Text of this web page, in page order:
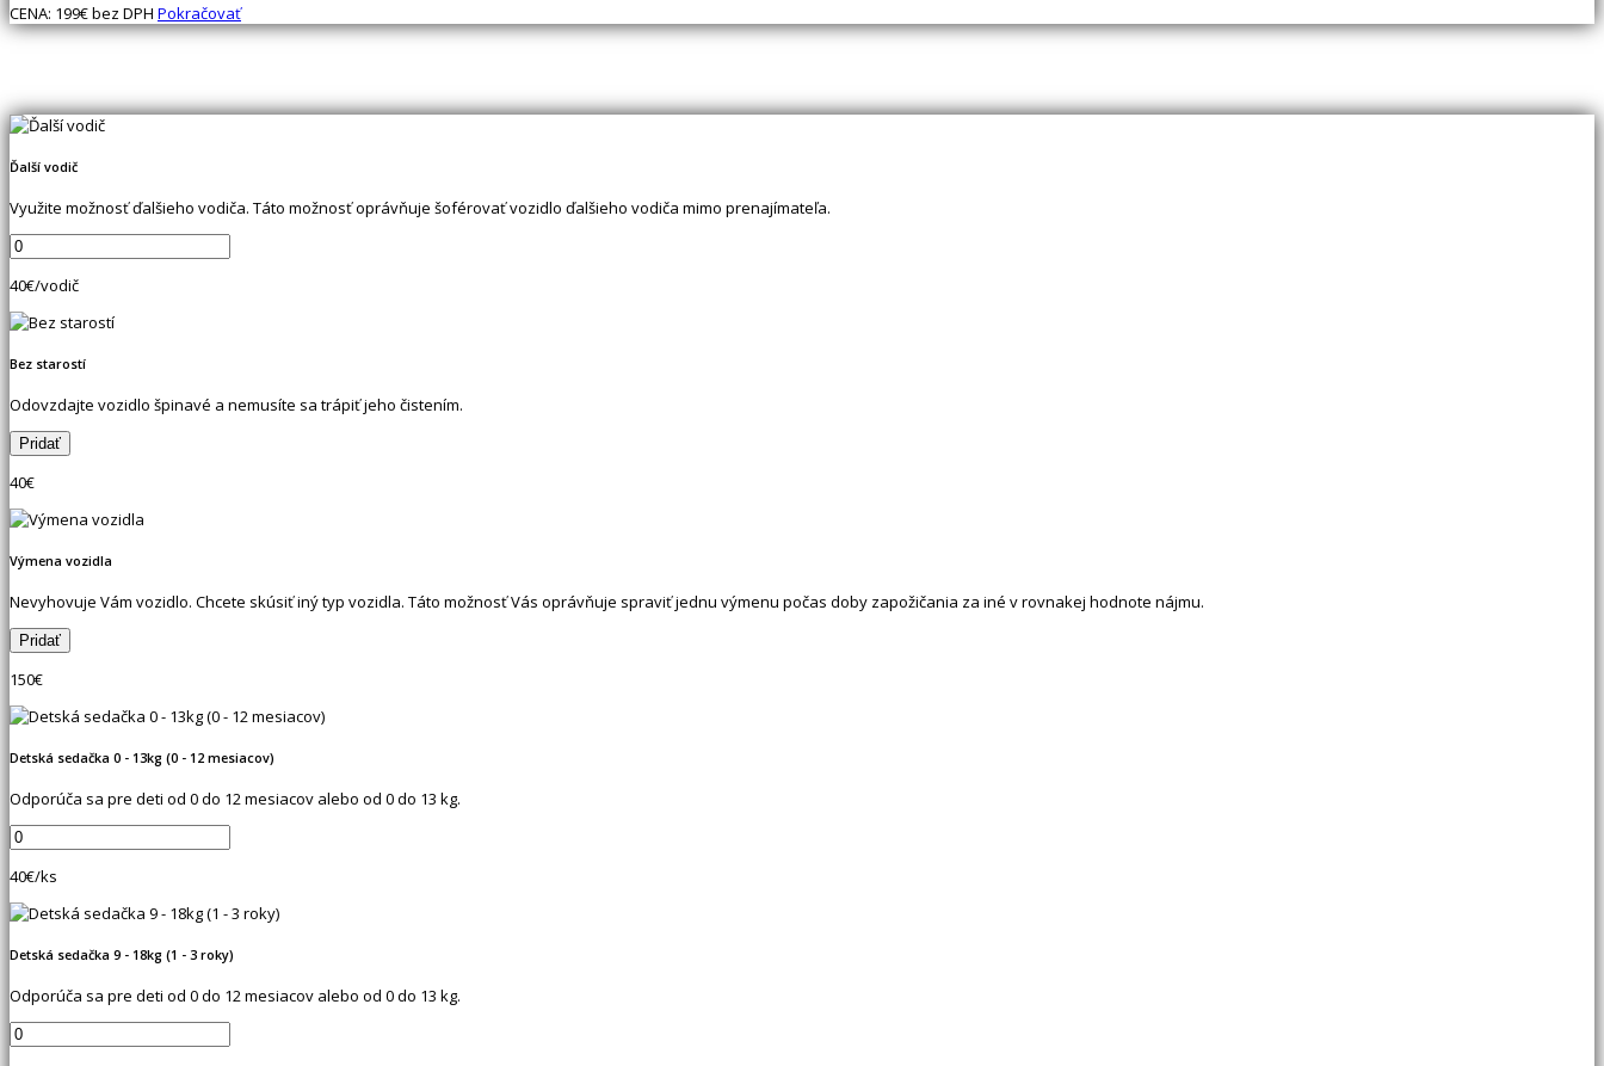
CENA: 199€ bez DPH Pokračovať
Ďalší vodič
Využite možnosť ďalšieho vodiča. Táto možnosť oprávňuje šoférovať vozidlo ďalšieho vodiča mimo prenajímateľa.
40€/vodič
Bez starostí
Odovzdajte vozidlo špinavé a nemusíte sa trápiť jeho čistením.
40€
Výmena vozidla
Nevyhovuje Vám vozidlo. Chcete skúsiť iný typ vozidla. Táto možnosť Vás oprávňuje spraviť jednu výmenu počas doby zapožičania za iné v rovnakej hodnote nájmu.
150€
Detská sedačka 0 - 13kg (0 - 12 mesiacov)
Odporúča sa pre deti od 0 do 12 mesiacov alebo od 0 do 13 kg.
40€/ks
Detská sedačka 9 - 18kg (1 - 3 roky)
Odporúča sa pre deti od 0 do 12 mesiacov alebo od 0 do 13 kg.